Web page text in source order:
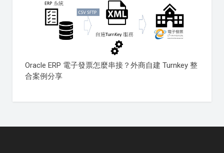
Oracle ERP 電子發票怎麼串接？外商自建 Turnkey 整
合案例分享